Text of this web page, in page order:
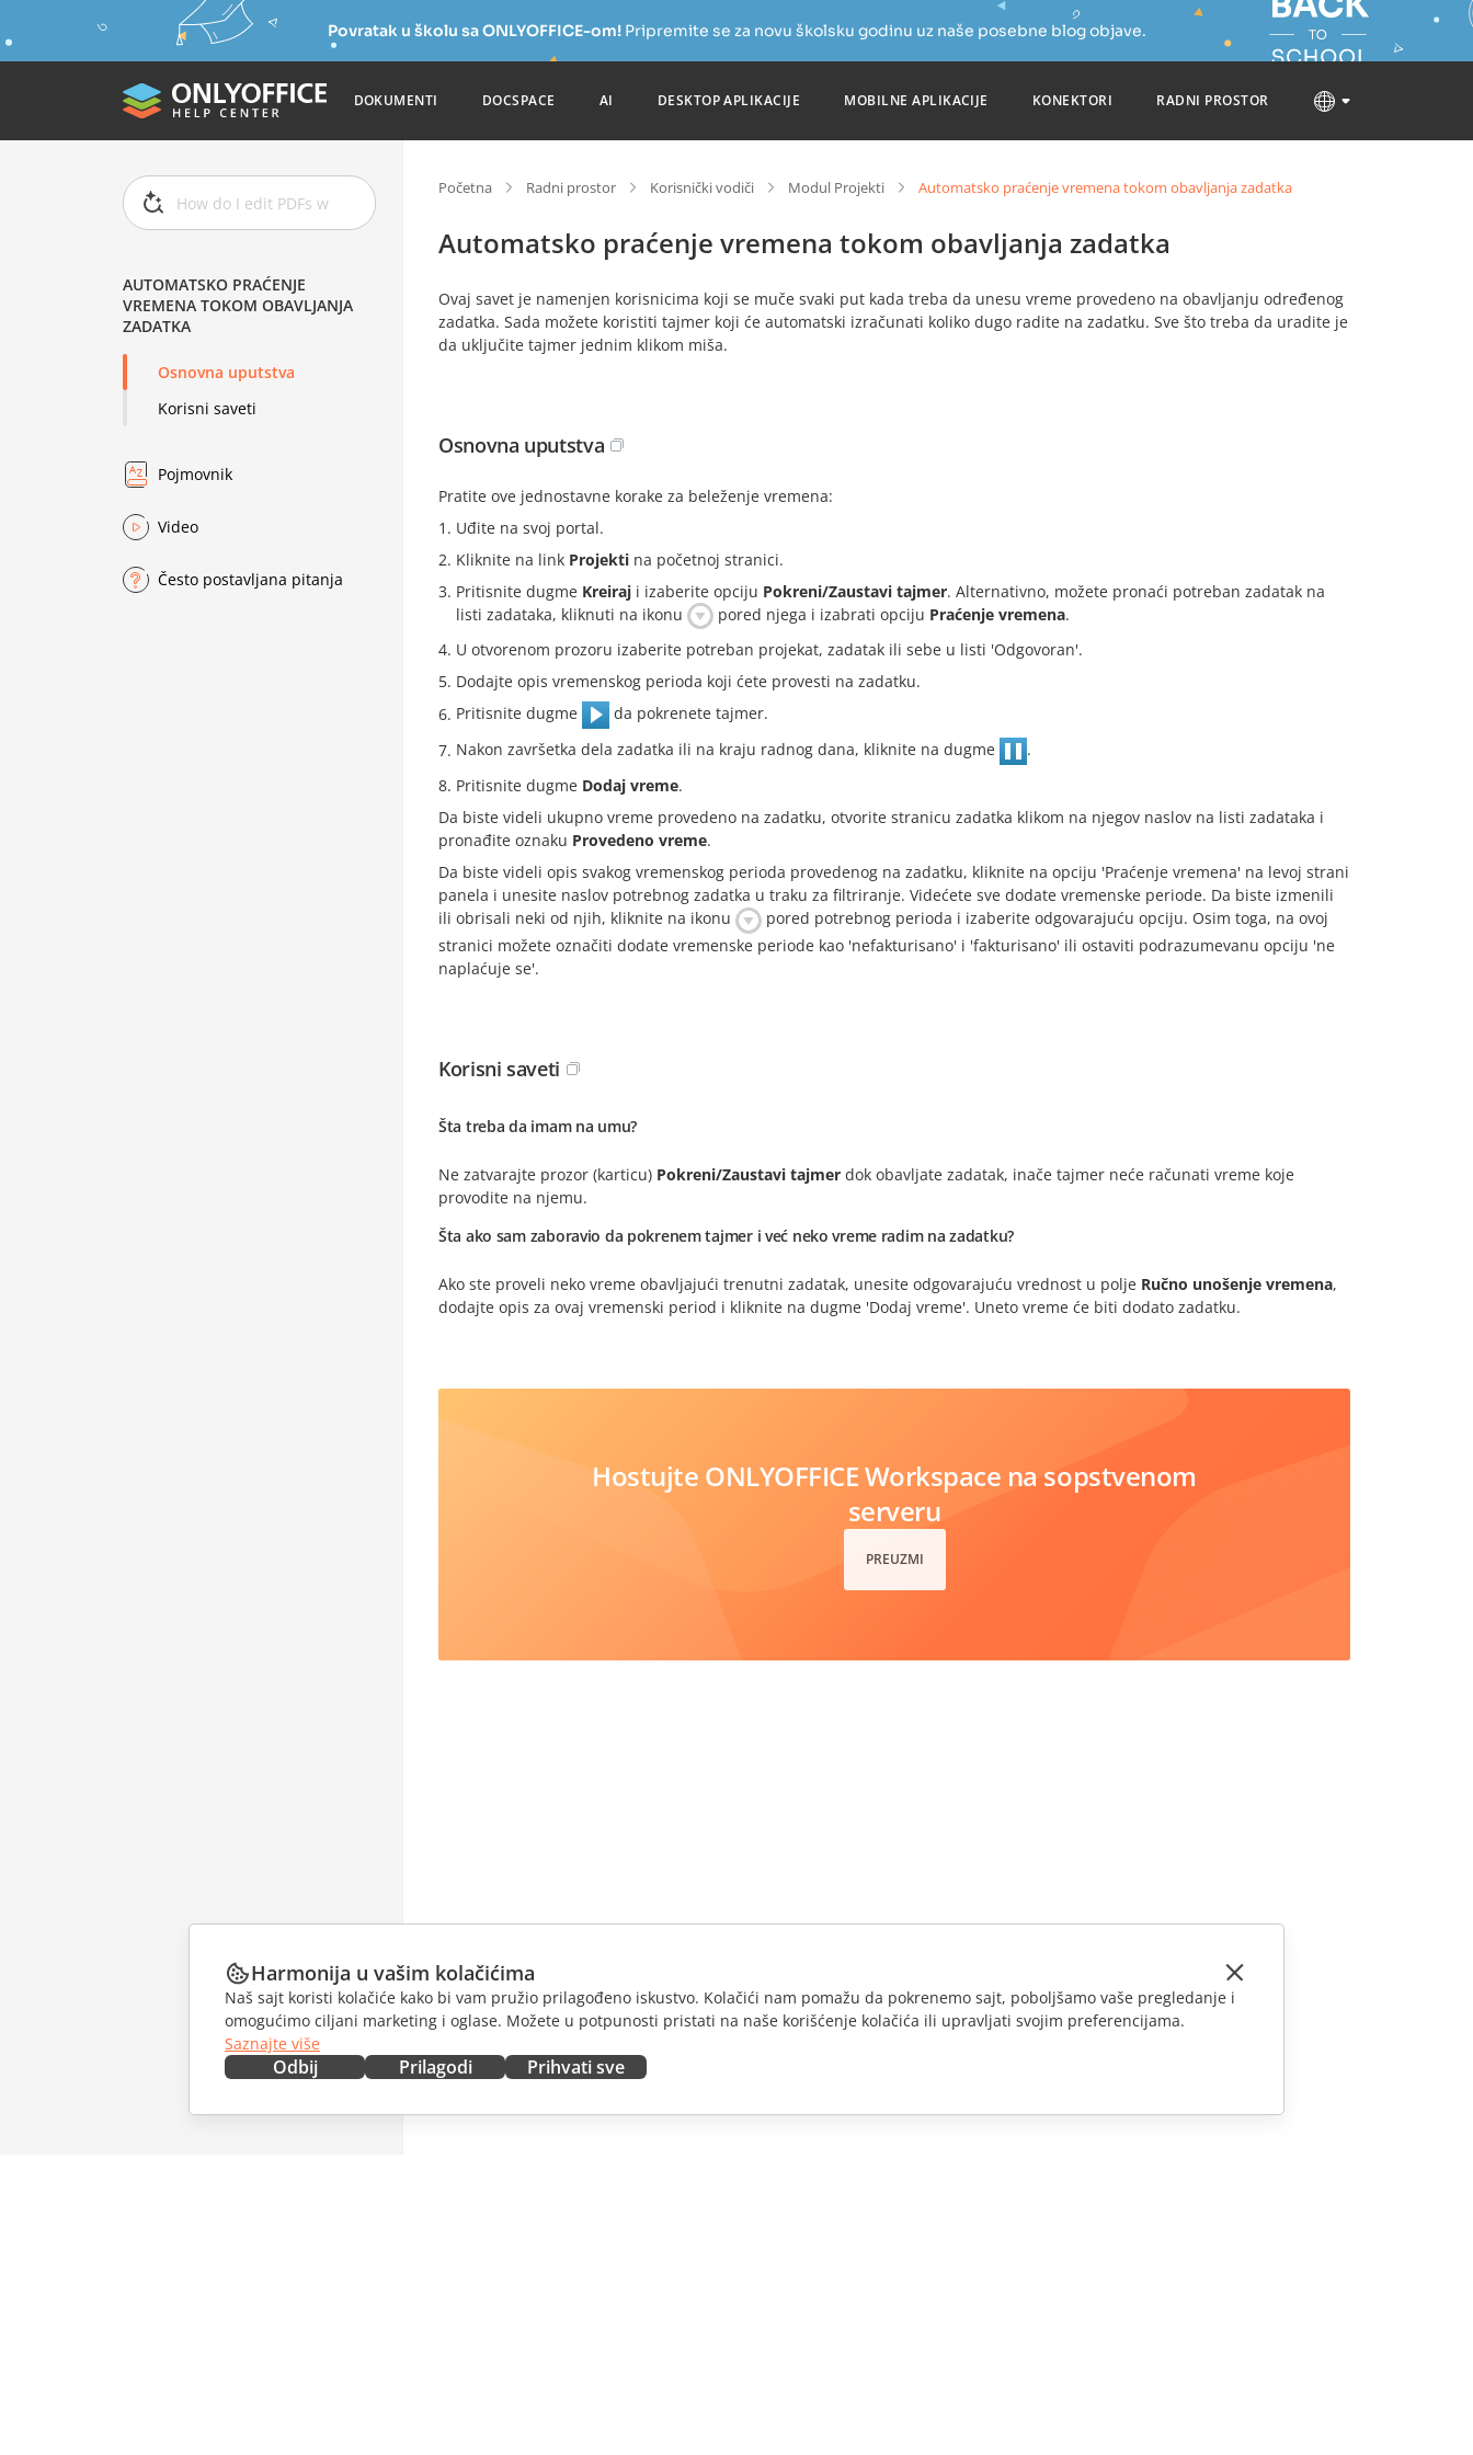
Povratak u školu sa ONLYOFFICE-om!Pripremite se za novu školsku godinu uz naše posebne blog objave.
DOKUMENTI DOCSPACE AI DESKTOP APLIKACIJE MOBILNE APLIKACIJE KONEKTORI RADNI PROSTOR
AUTOMATSKO PRAĆENJE
VREMENA TOKOM OBAVLJANJA
ZADATKA
Osnovna uputstva
Korisni saveti
Pojmovnik
Video
Često postavljana pitanja
Početna Radni prostor Korisnički vodiči Modul Projekti Automatsko praćenje vremena tokom obavljanja zadatka
Automatsko praćenje vremena tokom obavljanja zadatka
Ovaj savet je namenjen korisnicima koji se muče svaki put kada treba da unesu vreme provedeno na obavljanju određenog
zadatka. Sada možete koristiti tajmer koji će automatski izračunati koliko dugo radite na zadatku. Sve što treba da uradite je
da uključite tajmer jednim klikom miša.
Osnovna uputstva
Pratite ove jednostavne korake za beleženje vremena:
Uđite na svoj portal.
Kliknite na link Projekti na početnoj stranici.
Pritisnite dugme Kreiraj i izaberite opciju Pokreni/Zaustavi tajmer. Alternativno, možete pronaći potreban zadatak na
listi zadataka, kliknuti na ikonu
pored njega i izabrati opciju Praćenje vremena.
U otvorenom prozoru izaberite potreban projekat, zadatak ili sebe u listi 'Odgovoran'.
Dodajte opis vremenskog perioda koji ćete provesti na zadatku.
Pritisnite dugme
da pokrenete tajmer.
Nakon završetka dela zadatka ili na kraju radnog dana, kliknite na dugme
.
Pritisnite dugme Dodaj vreme.
Da biste videli ukupno vreme provedeno na zadatku, otvorite stranicu zadatka klikom na njegov naslov na listi zadataka i
pronađite oznaku Provedeno vreme.
Da biste videli opis svakog vremenskog perioda provedenog na zadatku, kliknite na opciju 'Praćenje vremena' na levoj strani
panela i unesite naslov potrebnog zadatka u traku za filtriranje. Videćete sve dodate vremenske periode. Da biste izmenili
ili obrisali neki od njih, kliknite na ikonu
pored potrebnog perioda i izaberite odgovarajuću opciju. Osim toga, na ovoj
stranici možete označiti dodate vremenske periode kao 'nefakturisano' i 'fakturisano' ili ostaviti podrazumevanu opciju 'ne
naplaćuje se'.
Korisni saveti
Šta treba da imam na umu?
Ne zatvarajte prozor (karticu) Pokreni/Zaustavi tajmer dok obavljate zadatak, inače tajmer neće računati vreme koje
provodite na njemu.
Šta ako sam zaboravio da pokrenem tajmer i već neko vreme radim na zadatku?
Ako ste proveli neko vreme obavljajući trenutni zadatak, unesite odgovarajuću vrednost u polje Ručno unošenje vremena,
dodajte opis za ovaj vremenski period i kliknite na dugme 'Dodaj vreme'. Uneto vreme će biti dodato zadatku.
Hostujte ONLYOFFICE Workspace na sopstvenom
serveru
PREUZMI
Harmonija u vašim kolačićima
Naš sajt koristi kolačiće kako bi vam pružio prilagođeno iskustvo. Kolačići nam pomažu da pokrenemo sajt, poboljšamo vaše pregledanje i
omogućimo ciljani marketing i oglase. Možete u potpunosti pristati na naše korišćenje kolačića ili upravljati svojim preferencijama.
Saznajte više
Odbij Prilagodi Prihvati sve